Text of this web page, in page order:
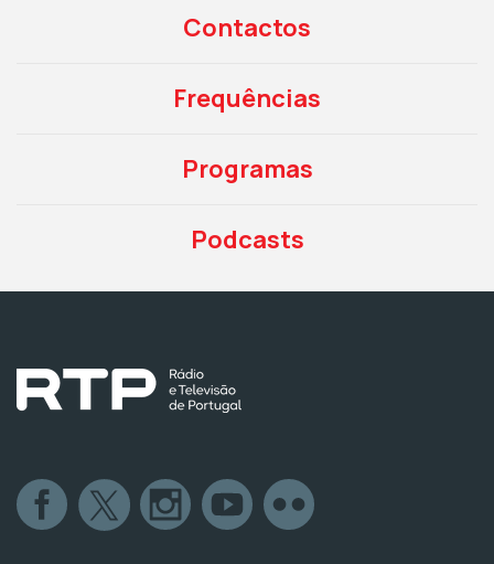
Contactos
Frequências
Programas
Podcasts